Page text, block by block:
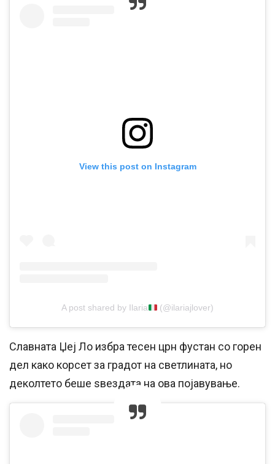
View this post on Instagram
A post shared by Ilaria (@ilariajlover)
Славната Џеј Ло избра тесен црн фустан со горен
дел како корсет за градот на светлината, но
деколтето беше ѕвездата на ова појавување.